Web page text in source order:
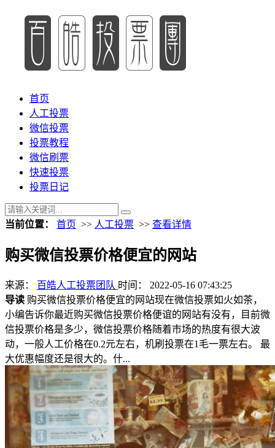
首页
人工投票
微信投票
投票教程
微信刷票
快速投票
投票日记
当前位置： 首页 >> 人工投票 >> 查看详情
购买微信投票价格便宜的网站
来源： 百皓人工投票团队 时间： 2022-05-16 07:43:25
导读 购买微信投票价格便宜的网站现在微信投票如火如茶，
小编告诉你最近购买微信投票价格便谊的网站有没有，目前微
信投票价格是多少，微信投票价格随着市场的热度有很大波
动，一般人工价格在0.2元左右，机刷投票在1毛一票左右。 最
大优惠幅度还是很大的。什...